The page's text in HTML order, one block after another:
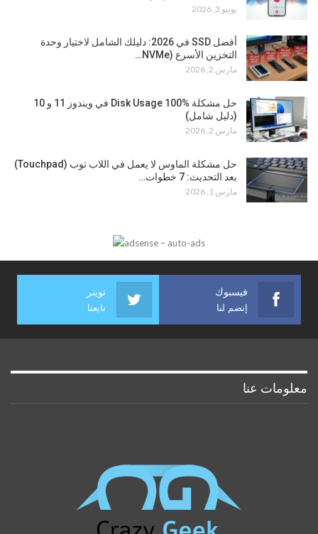
يونيو 3, 2026
أفضل SSD في 2026: دليلك الشامل لاختيار وحدة
التخزين الأسرع (NVMe…
مارس 2, 2026
حل مشكلة Disk Usage 100% في ويندوز 11 و 10
(دليل شامل)
مارس 2, 2026
حل مشكلة الماوس لا يعمل في اللاب توب (Touchpad)
بعد التحديث: 7 خطوات…
مارس 1, 2026
فيسبوك
إنضم لنا
تويتر
تابعنا
معلومات عنا